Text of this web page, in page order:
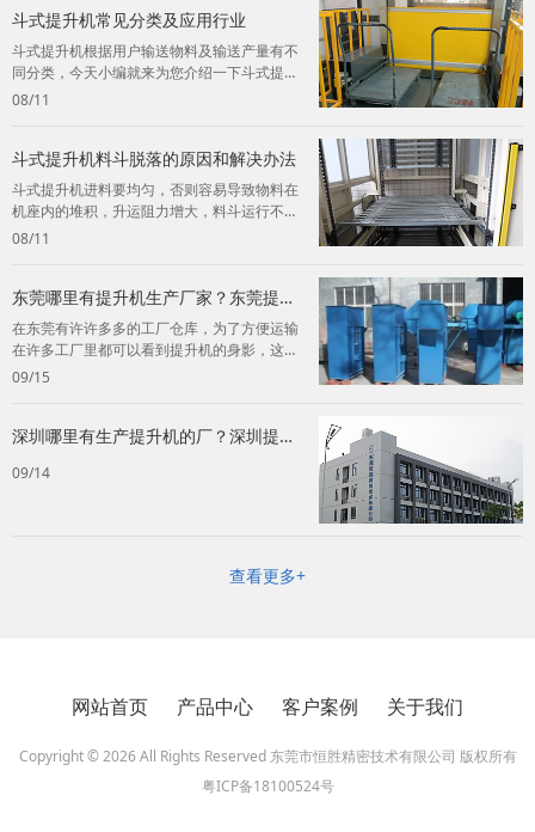
斗式提升机常见分类及应用行业
斗式提升机根据用户输送物料及输送产量有不
同分类，今天小编就来为您介绍一下斗式提升
机的常见分类及应用。
08/11
斗式提升机料斗脱落的原因和解决办法
斗式提升机进料要均匀，否则容易导致物料在
机座内的堆积，升运阻力增大，料斗运行不
畅，终造成料斗脱落。
08/11
东莞哪里有提升机生产厂家？东莞提升
机生产厂家推荐！
在东莞有许许多多的工厂仓库，为了方便运输
在许多工厂里都可以看到提升机的身影，这个
快捷的工具也是为许多老板节约了不少的成
09/15
深圳哪里有生产提升机的厂？深圳提升
机生产厂家！
09/14
查看更多+
网站首页 产品中心 客户案例 关于我们
Copyright © 2026 All Rights Reserved 东莞市恒胜精密技术有限公司 版权所有
粤ICP备18100524号